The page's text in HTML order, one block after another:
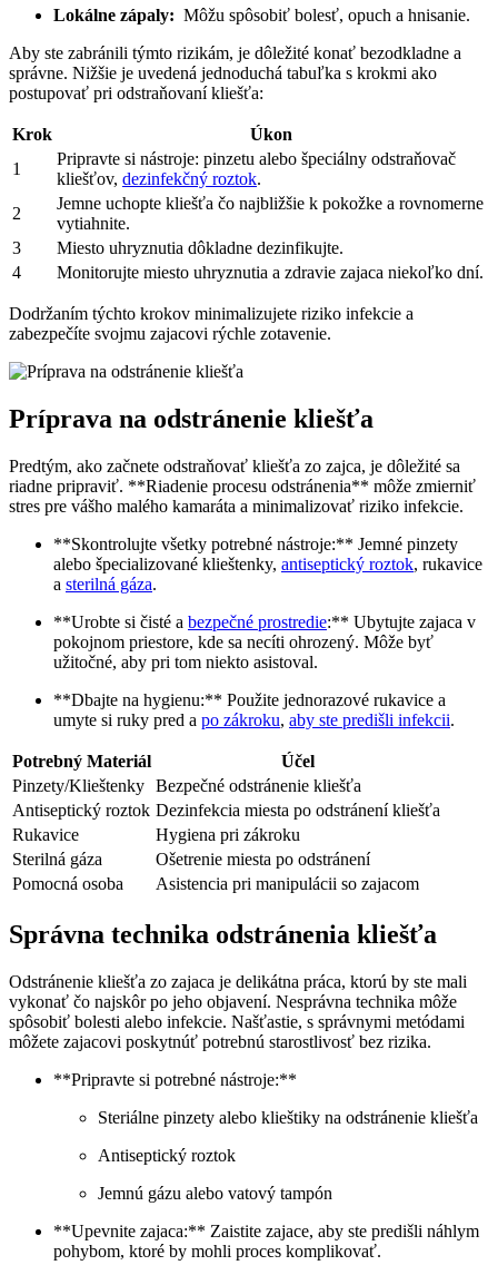
Lokálne zápaly: ⁣ Môžu spôsobiť bolesť, opuch a‌ hnisanie.
Aby ste zabránili týmto rizikám, je⁤ dôležité konať bezodkladne a
správne. Nižšie je uvedená‍ jednoduchá ⁤tabuľka s ​krokmi⁢ ako
postupovať pri odstraňovaní kliešťa:
Krok
Úkon
1
Pripravte si nástroje: pinzetu ⁣alebo špeciálny⁢ odstraňovač
kliešťov, ⁢ dezinfekčný roztok.
2
Jemne ​uchopte kliešťa čo najbližšie k⁤ pokožke a rovnomerne
vytiahnite.
3
Miesto uhryznutia‌ dôkladne dezinfikujte.
4
Monitorujte miesto uhryznutia a ‍zdravie​ zajaca ‌niekoľko dní.
Dodržaním týchto krokov minimalizujete⁢ riziko ⁢infekcie a
zabezpečíte svojmu​ zajacovi rýchle zotavenie.
Príprava na odstránenie kliešťa
Predtým,⁢ ako začnete odstraňovať kliešťa ​zo zajca,⁢ je dôležité sa⁤
riadne pripraviť. **Riadenie ⁢procesu odstránenia** môže zmierniť⁣
stres pre vášho malého‍ kamaráta a⁢ minimalizovať riziko‍ infekcie.
**Skontrolujte všetky potrebné nástroje:**⁢ Jemné pinzety
‍alebo špecializované⁣ klieštenky, antiseptický roztok, ​rukavice
a sterilná gáza.
**Urobte si čisté a bezpečné prostredie:** Ubytujte zajaca v
⁤pokojnom priestore, kde ⁢sa necíti ohrozený. Môže⁤ byť
užitočné, aby pri tom niekto asistoval.
**Dbajte na hygienu:** Použite‌ jednorazové rukavice a
umyte si ​ruky pred a po‌ zákroku, aby ste predišli infekcii.
Potrebný Materiál
Účel
Pinzety/Klieštenky Bezpečné odstránenie kliešťa
Antiseptický roztok Dezinfekcia miesta po ‍odstránení kliešťa
Rukavice
Hygiena⁢ pri zákroku
Sterilná gáza
Ošetrenie miesta po odstránení
Pomocná osoba
Asistencia pri manipulácii so ‍zajacom
Správna technika odstránenia kliešťa
Odstránenie kliešťa zo zajaca je ⁢delikátna‍ práca, ktorú‌ by ste mali
vykonať‍ čo ⁢najskôr po jeho objavení. Nesprávna technika môže
spôsobiť bolesti alebo infekcie. Našťastie, s správnymi metódami
môžete zajacovi poskytnúť potrebnú ​starostlivosť bez⁤ rizika.
**Pripravte si potrebné ‍nástroje:**
Steriálne ‍pinzety alebo klieštiky na ⁣odstránenie kliešťa
Antiseptický roztok
Jemnú⁣ gázu alebo⁤ vatový ⁢tampón
**Upevnite zajaca:** Zaistite zajace, aby ste predišli náhlym
pohybom, ktoré⁤ by mohli proces komplikovať.